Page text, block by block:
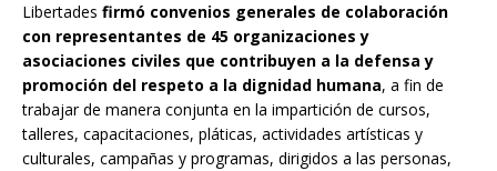
Libertades firmó convenios generales de colaboración
con representantes de 45 organizaciones y
asociaciones civiles que contribuyen a la defensa y
promoción del respeto a la dignidad humana, a fin de
trabajar de manera conjunta en la impartición de cursos,
talleres, capacitaciones, pláticas, actividades artísticas y
culturales, campañas y programas, dirigidos a las personas,